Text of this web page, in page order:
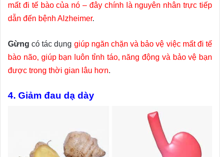
mất đi tế bào của nó – đây chính là nguyên nhân trực tiếp
dẫn đến bệnh Alzheimer.
Gừng có tác dụng giúp ngăn chặn và bảo vệ việc mất đi tế
bào não, giúp bạn luôn tỉnh táo, năng động và bảo vệ bạn
được trong thời gian lâu hơn.
4. Giảm đau dạ dày